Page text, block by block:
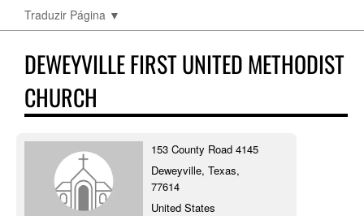
Traduzir Página ▼
DEWEYVILLE FIRST UNITED METHODIST
CHURCH
153 County Road 4145
Deweyville, Texas,
77614
United States